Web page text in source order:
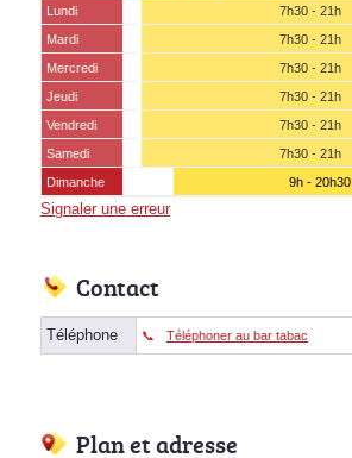
Lundi
7h30 - 21h
Mardi
7h30 - 21h
Mercredi
7h30 - 21h
Jeudi
7h30 - 21h
Vendredi
7h30 - 21h
Samedi
7h30 - 21h
Dimanche
9h - 20h30
Signaler une erreur
Contact
Téléphone Téléphoner au bar tabac
Plan et adresse